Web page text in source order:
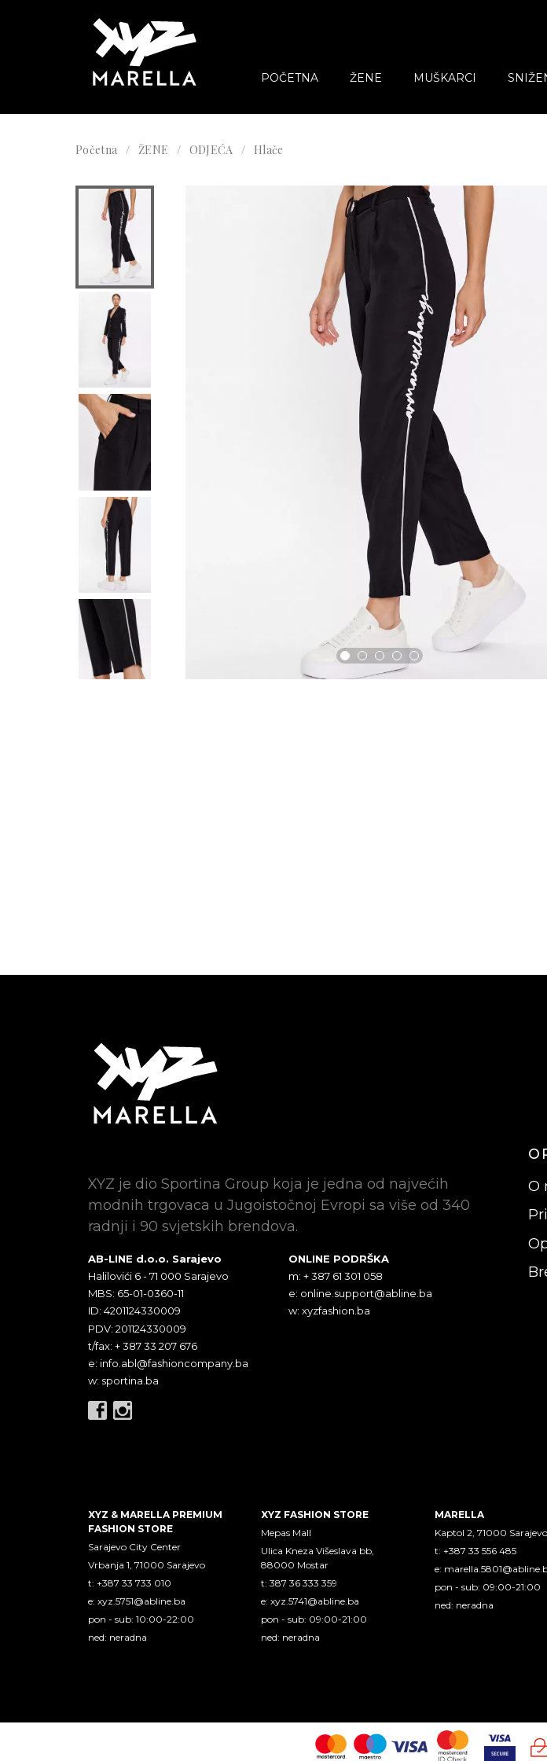
POČETNA ŽENE MUŠKARCI
Početna ŽENE ODJEĆA Hlače
XYZ je dio Sportina Group koja je jedna od najvećih
modnih trgovaca u Jugoistočnoj Evropi sa više od 340
radnji i 90 svjetskih brendova.
AB-LINE d.o.o. Sarajevo
Halilovići 6 - 71 000 Sarajevo
MBS: 65-01-0360-11
ID: 4201124330009
PDV: 201124330009
t/fax: + 387 33 207 676
e: info.abl@fashioncompany.ba
w: sportina.ba
ONLINE PODRŠKA
m: + 387 61 301 058
e: online.support@abline.ba
w: xyzfashion.ba
O
XYZ & MARELLA PREMIUM
FASHION STORE
Sarajevo City Center
Vrbanja 1, 71000 Sarajevo
t: +387 33 733 010
e: xyz.5751@abline.ba
pon - sub: 10:00-22:00
ned: neradna
XYZ FASHION STORE
Mepas Mall
Ulica Kneza Višeslava bb,
88000 Mostar
t: 387 36 333 359
e:xyz.5741@abline.ba
pon - sub: 09:00-21:00
ned: neradna
MARELLA
Kaptol 2, 71000 Sarajevo
t: +387 33 556 485
e:
pon - sub: 09:00-21:00
ned: neradna